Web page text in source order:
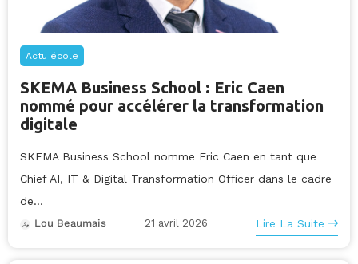
Actu école
SKEMA Business School : Eric Caen
nommé pour accélérer la transformation
digitale
SKEMA Business School nomme Eric Caen en tant que
Chief AI, IT & Digital Transformation Officer dans le cadre
de...
Lou Beaumais 21 avril 2026 Lire La Suite